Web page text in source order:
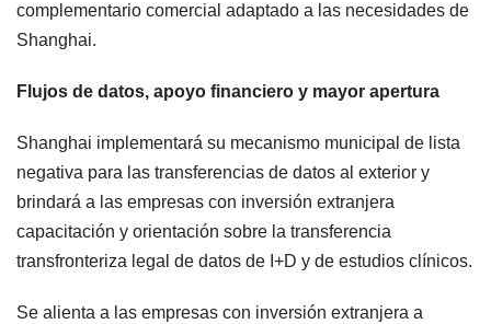
complementario comercial adaptado a las necesidades de
Shanghai.
Flujos de datos, apoyo financiero y mayor apertura
Shanghai implementará su mecanismo municipal de lista
negativa para las transferencias de datos al exterior y
brindará a las empresas con inversión extranjera
capacitación y orientación sobre la transferencia
transfronteriza legal de datos de I+D y de estudios clínicos.
Se alienta a las empresas con inversión extranjera a